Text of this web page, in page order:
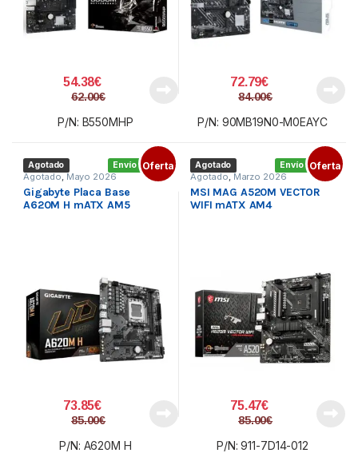
54.38€
62.00€
P/N: B550MHP
72.79€
84.00€
P/N: 90MB19N0-M0EAYC
Envío gratis
Agotado Oferta
Agotado,Mayo 2026
Gigabyte Placa Base
A620M H mATX AM5
73.85€
85.00€
P/N: A620M H
Envío gratis
Agotado Oferta
Agotado,Marzo 2026
MSI MAG A520M VECTOR
WIFI mATX AM4
75.47€
85.00€
P/N: 911-7D14-012